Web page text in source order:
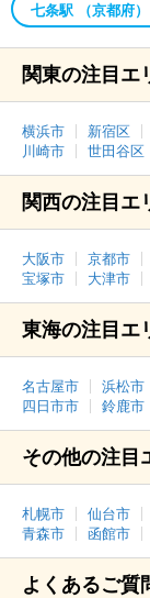
七条駅 （京都府
関東の注目エ
横浜市 新宿区
川崎市
世田谷区
関西の注目エ
大阪市 京都市
宝塚市
大津市
東海の注目エ
名古屋市 浜松市
四日市市
鈴鹿市
その他の注目
札幌市 仙台市
青森市
函館市
よくあるご質